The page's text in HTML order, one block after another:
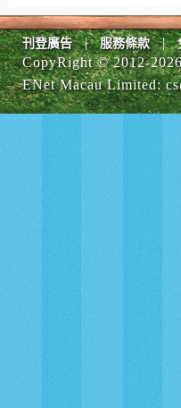
刊登廣告 | 服務條款 |
CopyRight © 2012-
ENet Macau Limited: